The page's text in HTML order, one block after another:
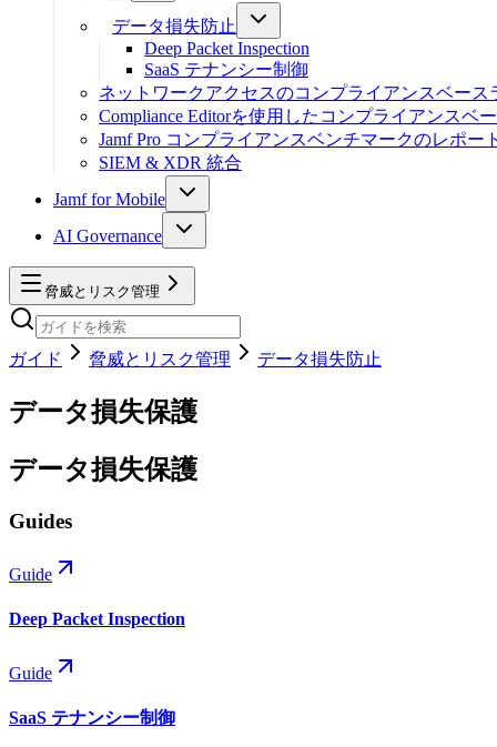
データ損失防止
Deep Packet Inspection
SaaS テナンシー制御
ネットワークアクセスのコンプライアンスベース
Compliance Editorを使用したコンプライアンスベ
Jamf Pro コンプライアンスベンチマークのレポー
SIEM & XDR 統合
Jamf for Mobile
AI Governance
脅威とリスク管理
ガイド 脅威とリスク管理 データ損失防止
データ損失保護
データ損失保護
Guides
Guide
Deep Packet Inspection
Guide
SaaS テナンシー制御